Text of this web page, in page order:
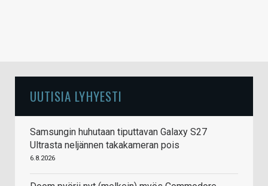
UUTISIA LYHYESTI
Samsungin huhutaan tiputtavan Galaxy S27
Ultrasta neljännen takakameran pois
6.8.2026